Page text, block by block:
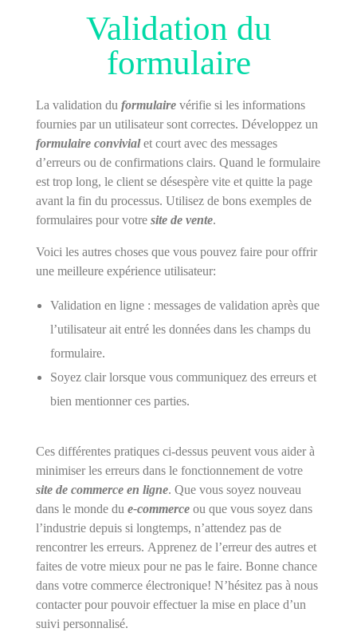
Validation du
formulaire
La validation du formulaire vérifie si les informations
fournies par un utilisateur sont correctes. Développez un
formulaire convivialet court avec des messages
d’erreurs ou de confirmations clairs. Quand le formulaire
est trop long, le client se désespère vite et quitte la page
avant la fin du processus. Utilisez de bons exemples de
formulaires pour votre site de vente.
Voici les autres choses que vous pouvez faire pour offrir
une meilleure expérience utilisateur:
Validation en ligne : messages de validation après que
l’utilisateur ait entré les données dans les champs du
formulaire.
Soyez clair lorsque vous communiquez des erreurs et
bien mentionner ces parties.
Ces différentes pratiques ci-dessus peuvent vous aider à
minimiser les erreurs dans le fonctionnement de votre
site de commerce en ligne. Que vous soyez nouveau
dans le monde du e-commerce ou que vous soyez dans
l’industrie depuis si longtemps, n’attendez pas de
rencontrer les erreurs. Apprenez de l’erreur des autres et
faites de votre mieux pour ne pas le faire. Bonne chance
dans votre commerce électronique! N’hésitez pas à nous
contacter pour pouvoir effectuer la mise en place d’un
suivi personnalisé.